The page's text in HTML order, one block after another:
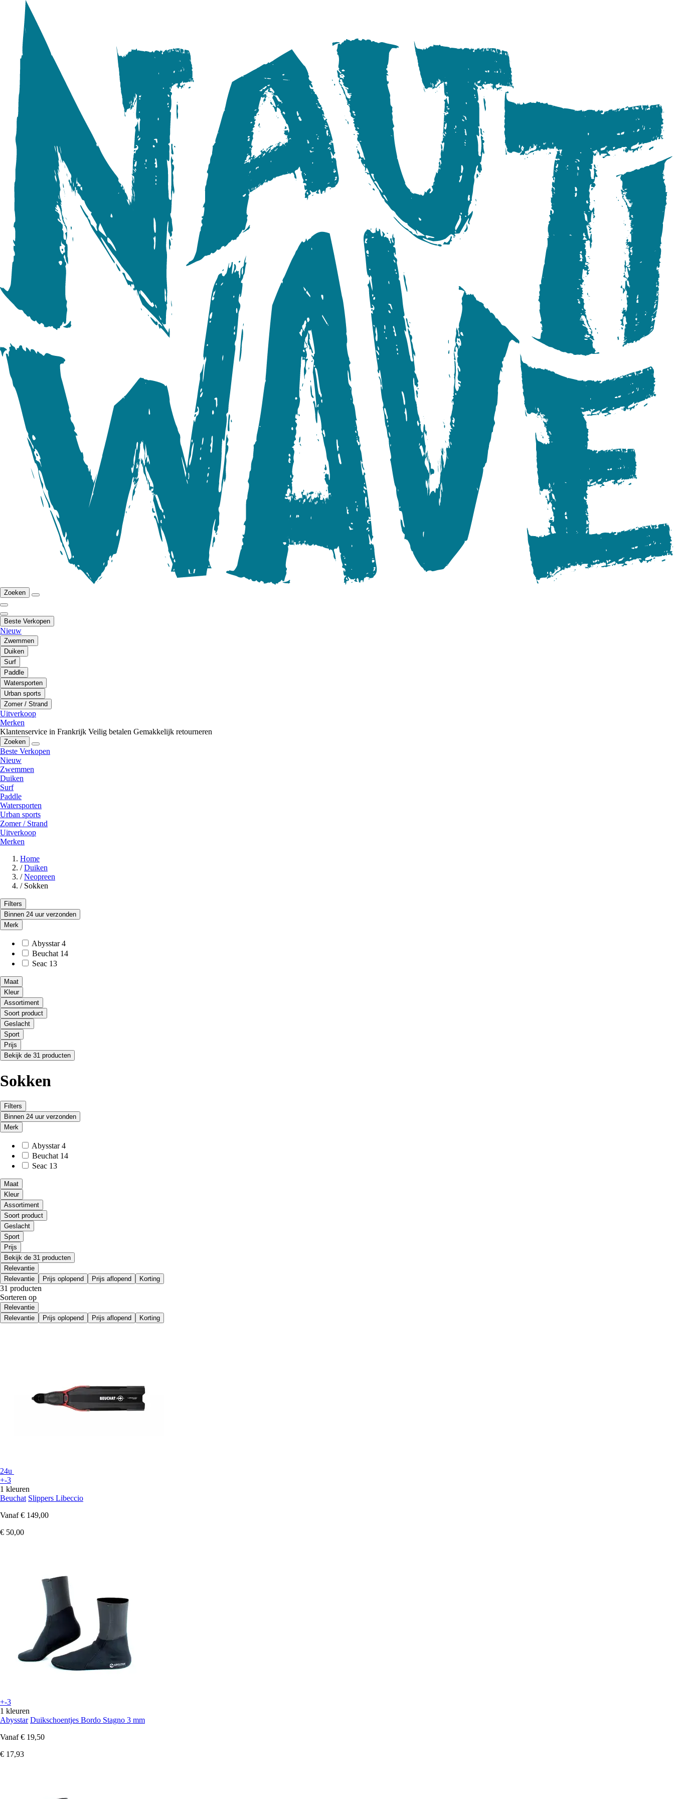
Zoeken
Beste Verkopen
Nieuw
Zwemmen
Duiken
Surf
Paddle
Watersporten
Urban sports
Zomer / Strand
Uitverkoop
Merken
Klantenservice in Frankrijk Veilig betalen Gemakkelijk retourneren
Zoeken
Beste Verkopen
Nieuw
Zwemmen
Duiken
Surf
Paddle
Watersporten
Urban sports
Zomer / Strand
Uitverkoop
Merken
Home
/ Duiken
/ Neopreen
/ Sokken
Filters
Binnen 24 uur verzonden
Merk
Abysstar 4
Beuchat 14
Seac 13
Maat
Kleur
Assortiment
Soort product
Geslacht
Sport
Prijs
Bekijk de 31 producten
Sokken
Filters
Binnen 24 uur verzonden
Merk
Abysstar 4
Beuchat 14
Seac 13
Maat
Kleur
Assortiment
Soort product
Geslacht
Sport
Prijs
Bekijk de 31 producten
Relevantie
Relevantie
Prijs oplopend Prijs aflopend Korting
31 producten
Sorteren op
Relevantie
Relevantie
Prijs oplopend Prijs aflopend Korting
24u
+-3
1 kleuren
Beuchat Slippers Libeccio
Vanaf € 149,00
€ 50,00
+-3
1 kleuren
Abysstar Duikschoentjes Bordo Stagno 3 mm
Vanaf € 19,50
€ 17,93